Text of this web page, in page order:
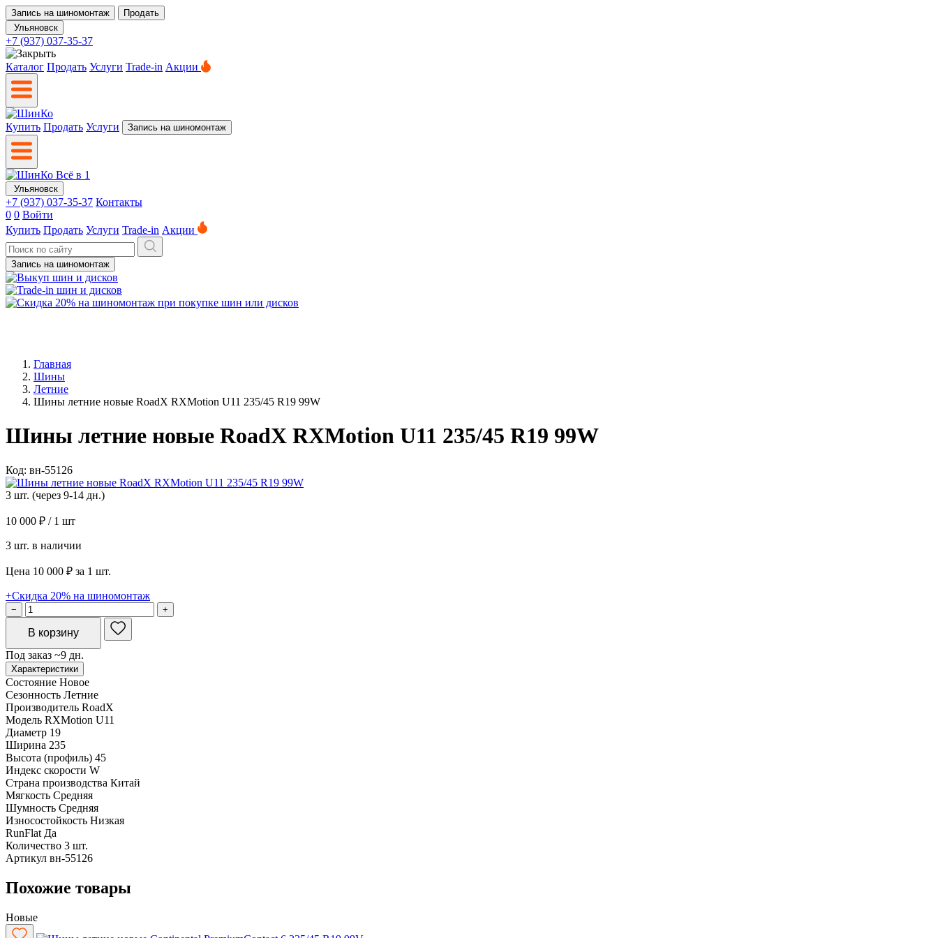
Запись на шиномонтаж
Продать
Ульяновск
+7 (937) 037-35-37
Каталог Продать Услуги Trade-in Акции
Купить Продать Услуги Запись на шиномонтаж
Ульяновск
+7 (937) 037-35-37 Контакты
0 0 Войти
Купить Продать Услуги Trade-in Акции
Запись на шиномонтаж
Главная
Шины
Летние
Шины летние новые RoadX RXMotion U11 235/45 R19 99W
Шины летние новые RoadX RXMotion U11 235/45 R19 99W
Код: вн-55126
3 шт. (через 9-14 дн.)
10 000 ₽ / 1 шт
3 шт. в наличии
Цена 10 000 ₽ за 1 шт.
+Скидка 20% на шиномонтаж
− +
В корзину
Под заказ ~9 дн.
Характеристики
Состояние Новое
Сезонность Летние
Производитель RoadX
Модель RXMotion U11
Диаметр 19
Ширина 235
Высота (профиль) 45
Индекс скорости W
Страна производства Китай
Мягкость Средняя
Шумность Средняя
Износостойкость Низкая
RunFlat Да
Количество 3 шт.
Артикул вн-55126
Похожие товары
Новые